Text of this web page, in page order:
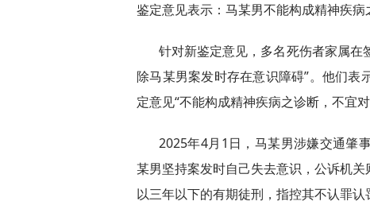
鉴定意见表示：马某男不能构成精神疾病
针对新鉴定意见，多名死伤者家属在
除马某男案发时存在意识障碍”。他们
定意见“不能构成精神疾病之诊断，不宜
2025年4月1日，马某男涉嫌交通肇
某男坚持案发时自己失去意识，公诉机
以三年以下的有期徒刑，指控其不认罪认